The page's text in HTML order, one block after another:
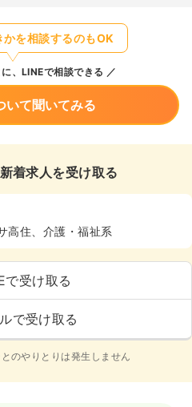
を相談するのもOK
、LINEで相談できる
いて聞いてみる
着求人を受け取る
高住、介護・福祉系
で受け取る
で受け取る
のやりとりは発生しません